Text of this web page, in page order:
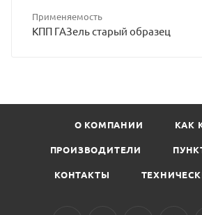
Применяемость
КПП ГАЗель старый образец
О КОМПАНИИ КАК
ПРОИЗВОДИТЕЛИ
КОНТАКТЫ